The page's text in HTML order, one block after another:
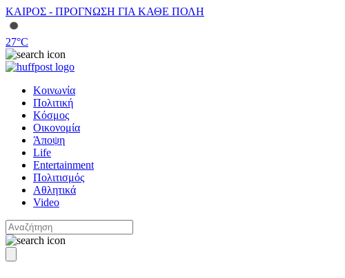
ΚΑΙΡΟΣ - ΠΡΟΓΝΩΣΗ ΓΙΑ ΚΑΘΕ ΠΟΛΗ
27°C
Κοινωνία
Πολιτική
Κόσμος
Οικονομία
Άποψη
Life
Entertainment
Πολιτισμός
Αθλητικά
Video